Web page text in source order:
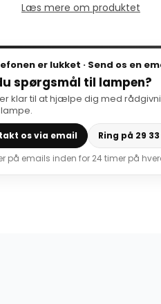
Læs mere om produktet
er lukket · Send os en
spørgsmål til lampen?
klar til at hjælpe dig med
os via email
Ring på 29 33
på emails inden for 24 timer på